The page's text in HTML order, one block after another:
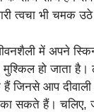
त्वचा भी चमक
में अपने
मुश्किल हो जाता
जिनसे आप दीवाली
सकते हैं।